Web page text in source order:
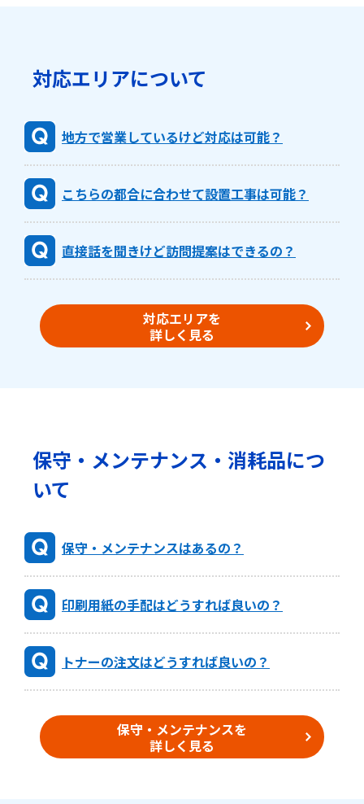
対応エリアについて
地方で営業しているけど対応は可能？
こちらの都合に合わせて設置工事は可能？
直接話を聞きけど訪問提案はできるの？
対応エリアを
詳しく見る
保守・メンテナンス・消耗品につ
いて
保守・メンテナンスはあるの？
印刷用紙の手配はどうすれば良いの？
トナーの注文はどうすれば良いの？
保守・メンテナンスを
詳しく見る